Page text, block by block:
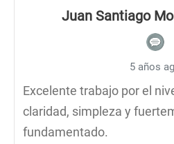
Juan Santiago
5 años
Excelente trabajo por el
claridad, simpleza y
fundamentado.